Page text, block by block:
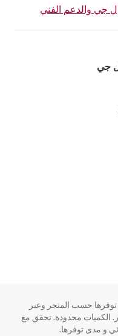
جي والدعم الفني
جي
توفرها حسب المتجر وعبر
الكميات محدودة. تحقق مع
و مدى توفرها.